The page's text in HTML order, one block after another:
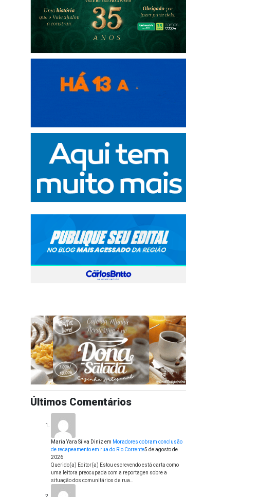
Últimos Comentários
Maria Yara Silva Diniz em Moradores cobram conclusão
de recapeamento em rua do Rio Corrente5 de agosto de
2026
Querido(a) Editor(a) Estou escrevendo está carta como
uma leitora preocupada com a reportagen sobre a
situação dos comunitários da rua…